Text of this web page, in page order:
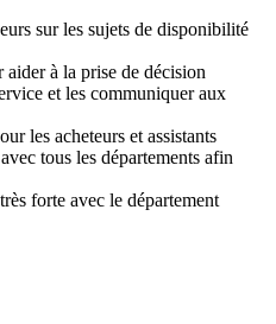
sur les sujets de disponibilité
à la prise de décision
et les communiquer aux
les acheteurs et assistants
tous les départements afin
forte avec le département